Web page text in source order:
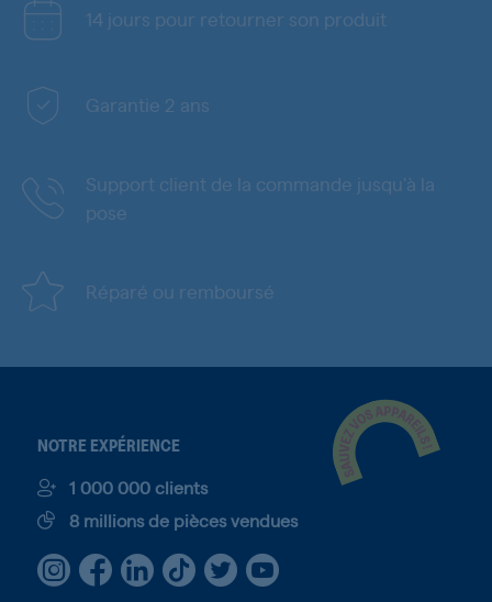
14 jours pour retourner son produit
Garantie 2 ans
Support client de la commande jusqu'à la
pose
Réparé ou remboursé
NOTRE EXPÉRIENCE
1 000 000 clients
8 millions de pièces vendues